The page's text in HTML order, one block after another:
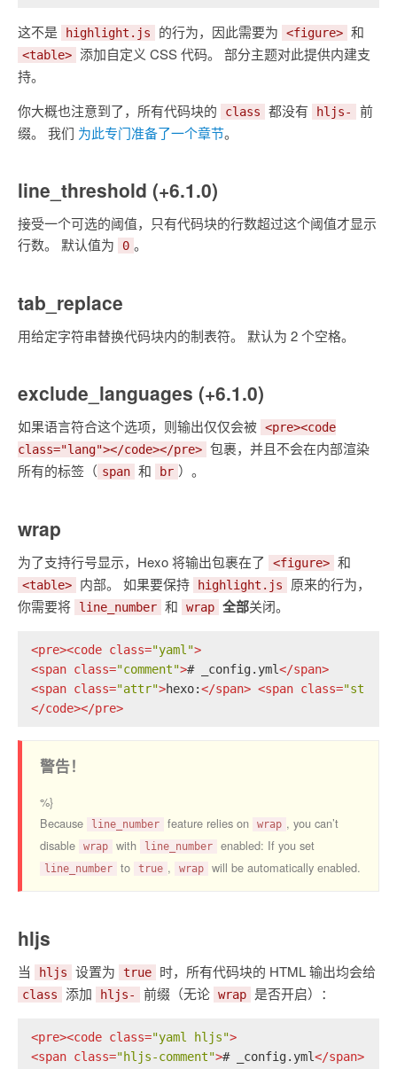
这不是 highlight.js 的行为，因此需要为 <figure> 和
<table> 添加自定义 CSS 代码。 部分主题对此提供内建支
持。
你大概也注意到了，所有代码块的
class 都没有 hljs-
前
缀。 我们 为此专门准备了一个章节。
line_threshold (+6.1.0)
接受一个可选的阈值，只有代码块的行数超过这个阈值才显示
行数。 默认值为
0 。
tab_replace
用给定字符串替换代码块内的制表符。 默认为 2 个空格。
exclude_languages (+6.1.0)
如果语言符合这个选项，则输出仅仅会被 <pre><code
class="lang"></code></pre> 包裹，并且不会在内部渲染
所有的标签（ span 和 br ）。
wrap
为了支持行号显示，Hexo 将输出包裹在了 <figure> 和
<table> 内部。 如果要保持 highlight.js
原来的行为，
你需要将
line_number 和 wrap 全部关闭。
<pre><code class="yaml">
<span class="comment"># _config.yml</span>
<span class="attr">hexo:</span> <span class=
</code></pre>
警告！
%}
Because
line_number feature relies on wrap , you can’t
disable
wrap with line_number enabled: If you set
line_number to true , wrap will be automatically enabled.
hljs
当 hljs 设置为 true 时，所有代码块的 HTML 输出均会给
class 添加 hljs- 前缀（无论 wrap 是否开启）：
<pre><code class="yaml hljs">
<span class="hljs-comment"># _config.yml</span>